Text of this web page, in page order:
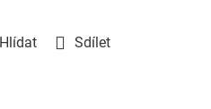
Hlídat Sdílet